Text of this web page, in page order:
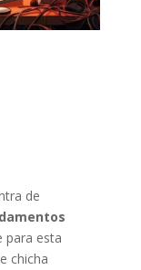
de
para esta
chicha